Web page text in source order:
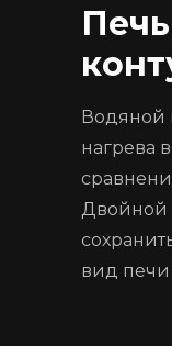
Водяной
нагрева
Двойной
вид печи